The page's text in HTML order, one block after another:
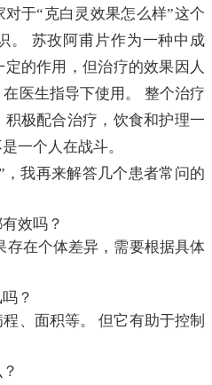
于“克白灵效果怎么样”这个
。 苏孜阿甫片作为一种中成
的作用，但治疗的效果因人
医生指导下使用。 整个治疗
极配合治疗，饮食和护理一
一个人在战斗。
，我再来解答几个患者常问的
效吗？
存在个体差异，需要根据具体
？
、面积等。 但它有助于控制